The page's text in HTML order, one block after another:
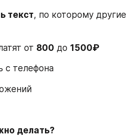
текст, по которому другие
от 800 до 1500₽
с телефона
делать?